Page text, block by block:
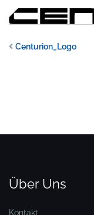
Centurion_Logo
Über Uns
Kontakt